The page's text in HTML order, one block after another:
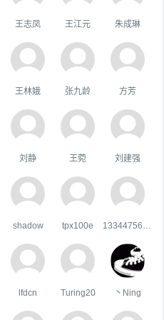
王志凤 王江元 朱成琳
王林娥 张九龄 方芳
刘静 王菀 刘建强
shadow tpx100e
lfdcn Turing20 丶Ning